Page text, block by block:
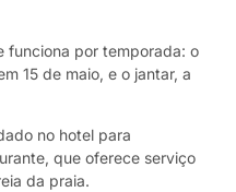
funciona por temporada: o
15 de maio, e o jantar, a
no hotel para
que oferece serviço
da praia.